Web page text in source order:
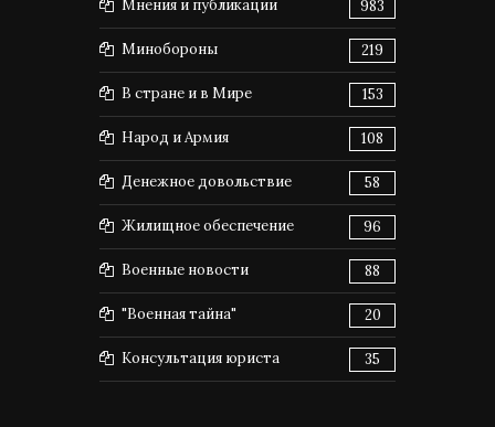
Мнения и публикации 983
Минобороны 219
В стране и в Мире 153
Народ и Армия 108
Денежное довольствие 58
Жилищное обеспечение 96
Военные новости 88
"Военная тайна" 20
Консультация юриста 35